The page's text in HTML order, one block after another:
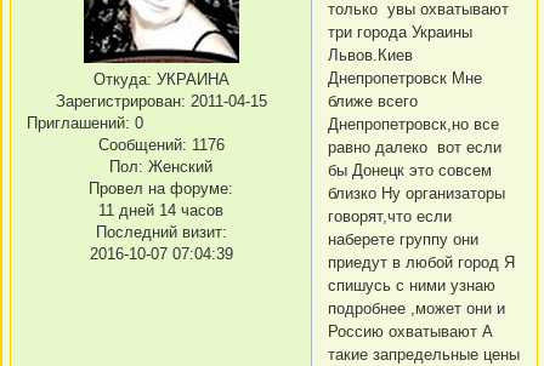
Откуда: УКРАИНА
Зарегистрирован: 2011-04-15
Приглашений: 0
Сообщений: 1176
Пол: Женский
Провел на форуме:
11 дней 14 часов
Последний визит:
2016-10-07 07:04:39
только увы охватывают
три города Украины
Львов.Киев
Днепропетровск Мне
ближе всего
Днепропетровск,но все
равно далеко вот если
бы Донецк это совсем
близко Ну организаторы
говорят,что если
наберете группу они
приедут в любой город Я
спишусь с ними узнаю
подробнее ,может они и
Россию охватывают А
такие запредельные цены